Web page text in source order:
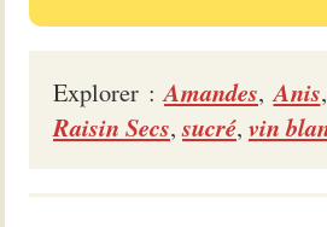
Explorer :Amandes,Anis
Raisin Secs,sucré, vin